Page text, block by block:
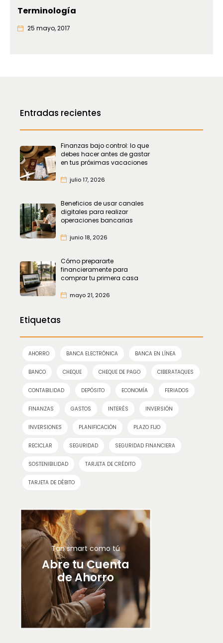
Entradas recientes
Finanzas bajo control: lo que
debes hacer antes de gastar
en tus próximas vacaciones
julio 17, 2026
Beneficios de usar canales
digitales para realizar
operaciones bancarias
junio 18, 2026
Cómo prepararte
financieramente para
comprar tu primera casa
mayo 21, 2026
Etiquetas
AHORRO BANCA ELECTRÓNICA BANCA EN LÍNEA
BANCO CHEQUE CHEQUE DE PAGO CIBERATAQUES
CONTABILIDAD DEPÓSITO ECONOMÍA FERIADOS
FINANZAS GASTOS INTERÉS INVERSIÓN
INVERSIONES PLANIFICACIÓN PLAZO FIJO
RECICLAR SEGURIDAD SEGURIDAD FINANCIERA
SOSTENIBILIDAD TARJETA DE CRÉDITO
TARJETA DE DÉBITO
Tan smart como tú
Abre tu Cuenta
de Ahorro
Terminología
25 mayo, 2017